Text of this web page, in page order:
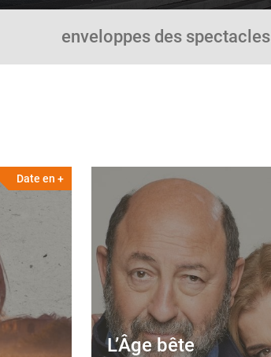
enveloppes des spectacles
Date en +
L’Âge bête